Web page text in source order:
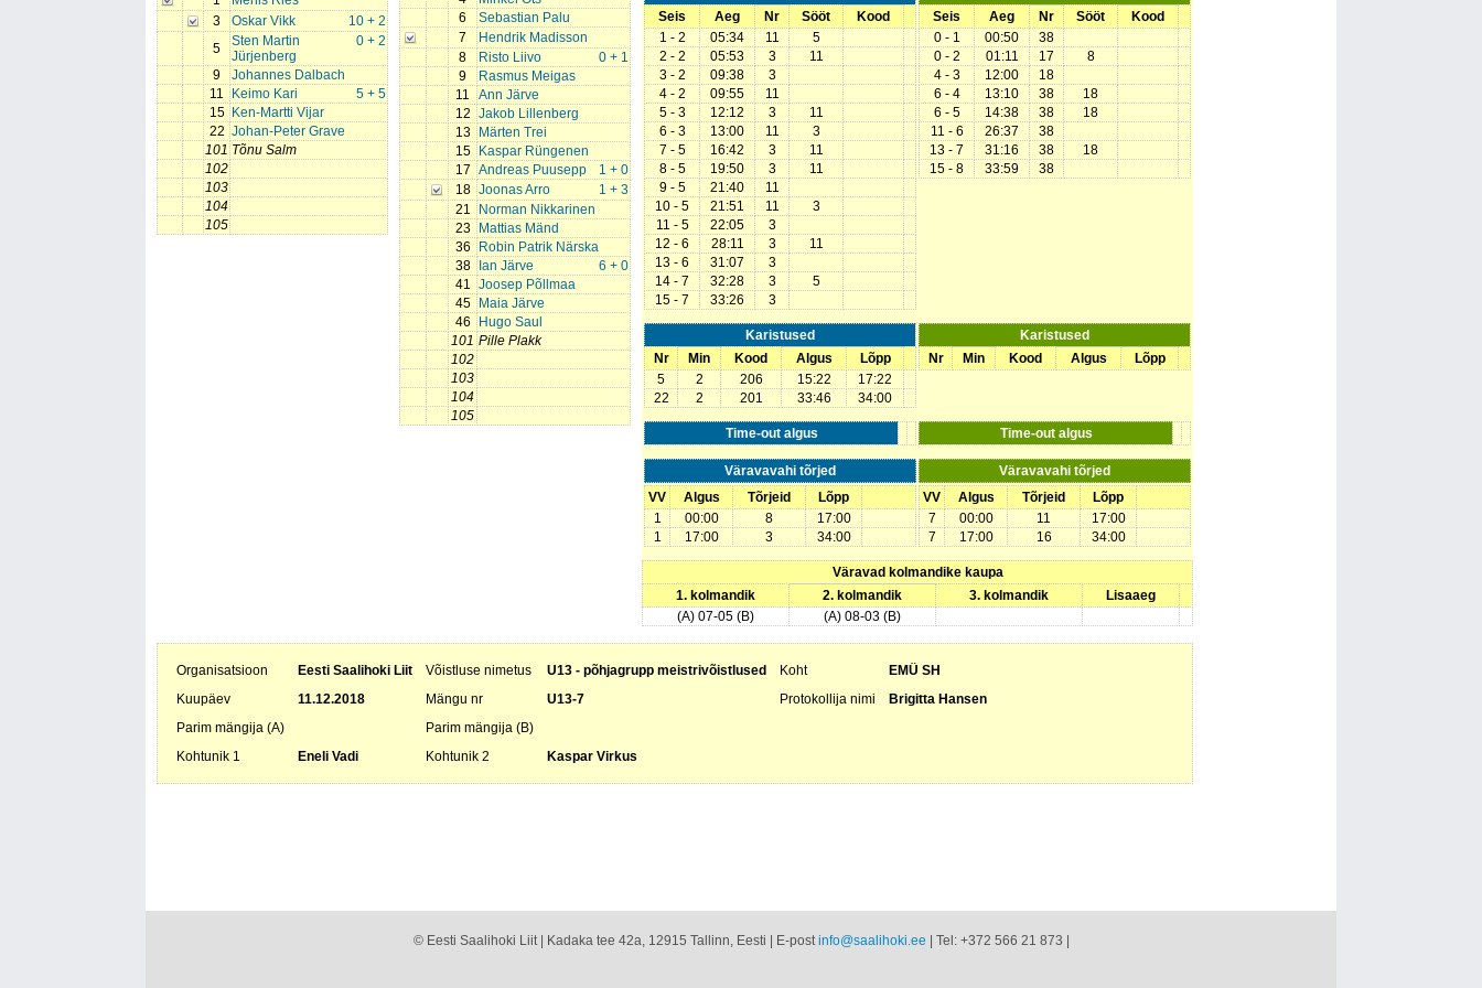
3
10 + 2
Oskar Vikk
5
0 + 2
Sten Martin
Jürjenberg
9
Johannes Dalbach
11
5 + 5
Keimo Kari
15
Ken-Martti Vijar
22 Johan-Peter Grave
101 Tõnu Salm
102
103
104
105
6
Sebastian Palu
7
Hendrik Madisson
8
0 + 1
Risto Liivo
9
Rasmus Meigas
11
Ann Järve
12 Jakob Lillenberg
13
Märten Trei
15
Kaspar Rüngenen
17
1 + 0
Andreas Puusepp
18
1 + 3
Joonas Arro
21
Norman Nikkarinen
23
Mattias Mänd
36
Robin Patrik Närska
38
6 + 0
Ian Järve
41 Joosep Põllmaa
45
Maia Järve
46
Hugo Saul
101 Pille Plakk
102
103
104
105
Seis
Aeg Nr Sööt
Kood
1 - 2
05:34 11
5
2 - 2
05:53 3
11
3 - 2
09:38
3
4 - 2
09:55
11
5 - 3
12:12 3
11
6 - 3
13:00 11
3
7 - 5
16:42 3
11
8 - 5
19:50 3
11
9 - 5
21:40
11
10 - 5
21:51 11
3
11 - 5
22:05
3
12 - 6
28:11 3
11
13 - 6
31:07
3
14 - 7
32:28 3
5
15 - 7
33:26 3
Seis
Aeg Nr Sööt
Kood
0 - 1
00:50
38
0 - 2
01:11 17
8
4 - 3
12:00
18
6 - 4
13:10 38
18
6 - 5
14:38 38
18
11 - 6
26:37
38
13 - 7
31:16 38
18
15 - 8
33:59 38
Karistused
Nr
Min Kood Algus
Lõpp
5
2 206 15:22
17:22
22
2 201 33:46 34:00
Karistused
Nr
Min Kood Algus Lõpp
Time-out algus Time-out algus
Väravavahi tõrjed
Väravavahi tõrjed
VV
Algus Tõrjeid
Lõpp
1
00:00 8
17:00
1
17:00 3 34:00
VV Algus Tõrjeid
Lõpp
7
00:00 11
17:00
7
17:00 16 34:00
Väravad kolmandike kaupa
1. kolmandik
2. kolmandik 3. kolmandik
Lisaaeg
(A) 07-05 (B)
(A) 08-03 (B)
Organisatsioon Eesti Saalihoki Liit Võistluse nimetus U13 - põhjagrupp meistrivõistlused Koht
EMÜ SH
Kuupäev
11.12.2018 Mängu nr U13-7 Protokollija nimi
Brigitta Hansen
Parim mängija (A)
Parim mängija (B)
Kohtunik 1
Eneli Vadi Kohtunik 2 Kaspar Virkus
© Eesti Saalihoki Liit | Kadaka tee 42a, 12915 Tallinn, Eesti | E-postinfo@saalihoki.ee | Tel: +372 566 21 873 |